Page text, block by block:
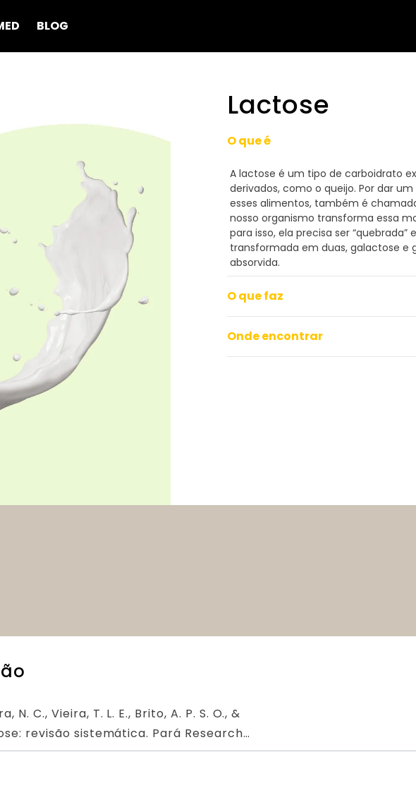
BLOG
Lactose
O que é
A lactose é um tipo de carboidrato
derivados, como o queijo. Por dar
esses alimentos, também é
nosso organismo transforma essa
para isso, ela precisa ser
transformada em duas, galactose e
absorvida.
O que faz
Onde encontrar
C., Vieira, T. L. E., Brito, A. P. S. O., &
revisão sistemática. Pará Research